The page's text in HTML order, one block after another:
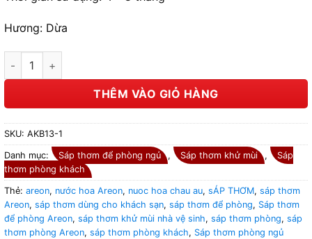
Hương: Dừa
Sáp thơm để phòng hương dừa – Areon Ken Coconut số lượng
THÊM VÀO GIỎ HÀNG
SKU: AKB13-1
Danh mục: Sáp thơm để phòng ngủ , Sáp thơm khử mùi ,
Sáp
thơm phòng khách
Thẻ: areon, nước hoa Areon, nuoc hoa chau au, sÁP THƠM, sáp thơm
Areon, sáp thơm dùng cho khách sạn, sáp thơm để phòng, Sáp thơm
để phòng Areon, sáp thơm khử mùi nhà vệ sinh, sáp thơm phòng, sáp
thơm phòng Areon, sáp thơm phòng khách, Sáp thơm phòng ngủ